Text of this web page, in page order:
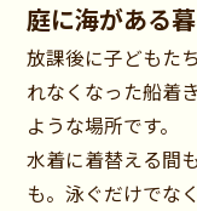
庭に海がある
放課後に子どもた
れなくなった船着
ような場所です。
水着に着替える間
も。泳ぐだけでな